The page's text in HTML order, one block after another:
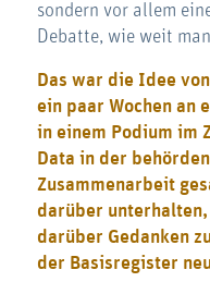
sondern vor allem
Debatte, wie weit
Das war die Idee
ein paar Wochen an
in einem Podium im
Data in der
Zusammenarbeit
darüber
darüber Gedanken
der Basisregister